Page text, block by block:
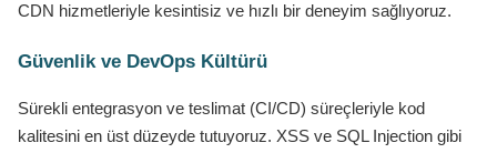
CDN hizmetleriyle kesintisiz ve hızlı bir deneyim sağlıyoruz.
Güvenlik ve DevOps Kültürü
Sürekli entegrasyon ve teslimat (CI/CD) süreçleriyle kod
kalitesini en üst düzeyde tutuyoruz. XSS ve SQL Injection gibi